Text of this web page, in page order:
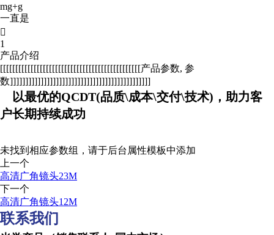
mg+g
一直是

1
产品介绍
[[[[[[[[[[[[[[[[[[[[[[[[[[[[[[[[[[[[[[[[[[[[[[产品参数, 参
数]]]]]]]]]]]]]]]]]]]]]]]]]]]]]]]]]]]]]]]]]]]]]]
以最优的QCDT(品质\成本\交付\技术)，助力客
户长期持续成功
未找到相应参数组，请于后台属性模板中添加
上一个
高清广角镜头23M
下一个
高清广角镜头12M
联系我们